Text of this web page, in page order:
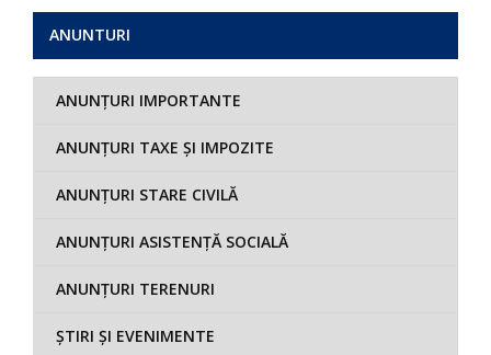
ANUNTURI
ANUNȚURI IMPORTANTE
ANUNȚURI TAXE ȘI IMPOZITE
ANUNȚURI STARE CIVILĂ
ANUNȚURI ASISTENȚĂ SOCIALĂ
ANUNȚURI TERENURI
ȘTIRI ȘI EVENIMENTE